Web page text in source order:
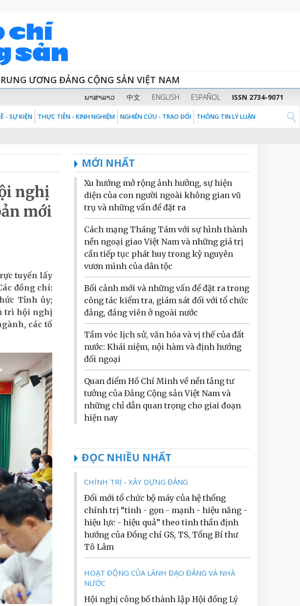
ƯƠNG ĐẢNG CỘNG SẢN VIỆT NAM
ພາສາລາວ 中文 ENGLISH ESPAÑOL ISSN 2734-9071
- SỰ KIỆN THỰC TIỄN - KINH NGHIỆM NGHIÊN CỨU - TRAO ĐỔI THÔNG TIN LÝ LUẬN
nghị
mới
tuyến lấy
đồng chí:
Tỉnh ủy;
trì hội nghị
các tổ
MỚI NHẤT
Xu hướng mở rộng ảnh hưởng, sự hiện
diện của con người ngoài không gian vũ
trụ và những vấn đề đặt ra
Cách mạng Tháng Tám với sự hình thành
nền ngoại giao Việt Nam và những giá trị
cần tiếp tục phát huy trong kỷ nguyên
vươn mình của dân tộc
Bối cảnh mới và những vấn đề đặt ra trong
công tác kiểm tra, giám sát đối với tổ chức
đảng, đảng viên ở ngoài nước
Tầm vóc lịch sử, văn hóa và vị thế của đất
nước: Khái niệm, nội hàm và định hướng
đối ngoại
Quan điểm Hồ Chí Minh về nền tảng tư
tưởng của Đảng Cộng sản Việt Nam và
những chỉ dẫn quan trọng cho giai đoạn
hiện nay
ĐỌC NHIỀU NHẤT
CHÍNH TRỊ - XÂY DỰNG ĐẢNG
Đổi mới tổ chức bộ máy của hệ thống
chính trị “tinh - gọn - mạnh - hiệu năng -
hiệu lực - hiệu quả” theo tinh thần định
hướng của Đồng chí GS, TS, Tổng Bí thư
Tô Lâm
HOẠT ĐỘNG CỦA LÃNH ĐẠO ĐẢNG VÀ NHÀ
NƯỚC
Hội nghị công bố thành lập Hội đồng Lý